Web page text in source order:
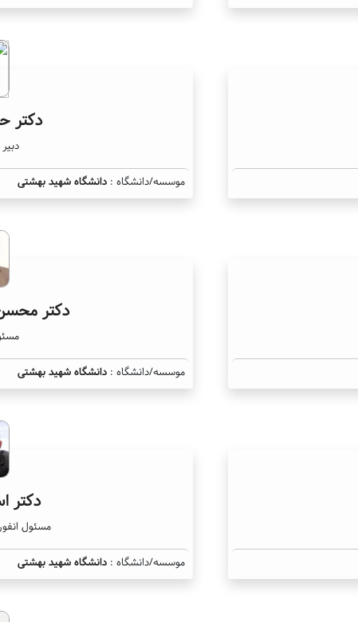
دکتر
موسسه/دانشگاه : دانشگاه شهید بهشتی
دکتر
موسسه/دانشگاه : دانشگاه شهید بهشتی
دکتر
مسئول
موسسه/دانشگاه : دانشگاه شهید بهشتی